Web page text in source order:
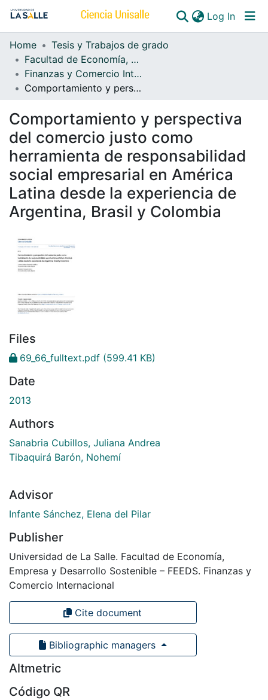
Log In
Communities & Collections
All of DSpace
Home
Tesis y Trabajos de grado
Facultad de Economía, Empresa y Desarrollo Sostenible - FEEDS
Finanzas y Comercio Internacional
Comportamiento y perspectiva del comercio justo como herramienta de responsabilidad social empresarial en América Latina desde la experiencia de Argentina, Brasil y Colombia
Comportamiento y perspectiva
del comercio justo como
herramienta de responsabilidad
social empresarial en América
Latina desde la experiencia de
Argentina, Brasil y Colombia
Files
69_66_fulltext.pdf (599.41 KB)
Date
2013
Authors
Sanabria Cubillos, Juliana Andrea
Tibaquirá Barón, Nohemí
Advisor
Infante Sánchez, Elena del Pilar
Publisher
Universidad de La Salle. Facultad de Economía,
Empresa y Desarrollo Sostenible – FEEDS. Finanzas y
Comercio Internacional
Cite document
Bibliographic managers
Altmetric
Código QR